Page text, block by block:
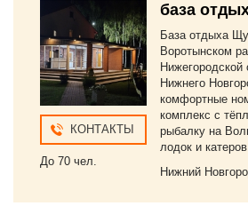
КОНТАКТЫ
До 70 чел.
база
База отдыха
Воротынском
Нижегородской
Нижнего
комфортные
комплекс с
рыбалку на
лодок и
Нижний